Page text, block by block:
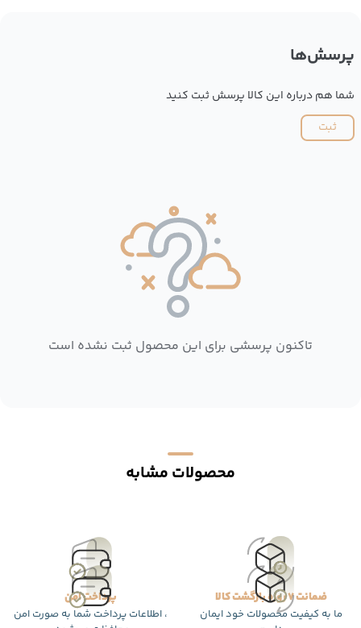
پرسش‌ها
شما هم درباره این کالا پرسش ثبت کنید
ثبت
تاکنون پرسشی برای این محصول ثبت نشده است
محصولات مشابه
ضمانت 7 روزه بازگشت کالا
ما به کیفیت محصولات خود ایمان
پرداخت امن
، اطلاعات پرداخت شما به صورت امن